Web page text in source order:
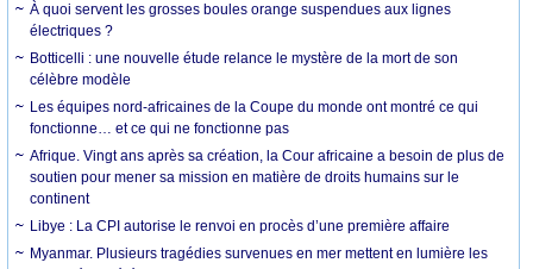
À quoi servent les grosses boules orange suspendues aux lignes
électriques ?
Botticelli : une nouvelle étude relance le mystère de la mort de son
célèbre modèle
Les équipes nord-africaines de la Coupe du monde ont montré ce qui
fonctionne… et ce qui ne fonctionne pas
Afrique. Vingt ans après sa création, la Cour africaine a besoin de plus de
soutien pour mener sa mission en matière de droits humains sur le
continent
Libye : La CPI autorise le renvoi en procès d’une première affaire
Myanmar. Plusieurs tragédies survenues en mer mettent en lumière les